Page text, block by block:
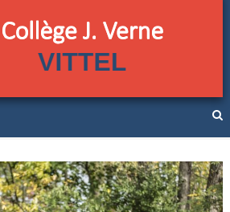
Jules Verne de
(Vosges)